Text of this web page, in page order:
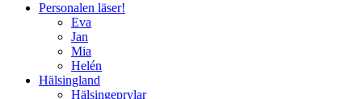
Personalen läser!
Eva
Jan
Mia
Helén
Hälsingland
Hälsingeprylar